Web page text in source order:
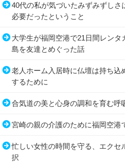
40代の私が気づいたみずみずしさ
必要だったということ
大学生が福岡空港で21日間レン
島を友達とめぐった話
老人ホーム入居時に仏壇は持ち込
するために
合気道の美と心身の調和を育む呼
宮崎の親の介護のために福岡空港
忙しい女性の時間を守る、エクセ
択